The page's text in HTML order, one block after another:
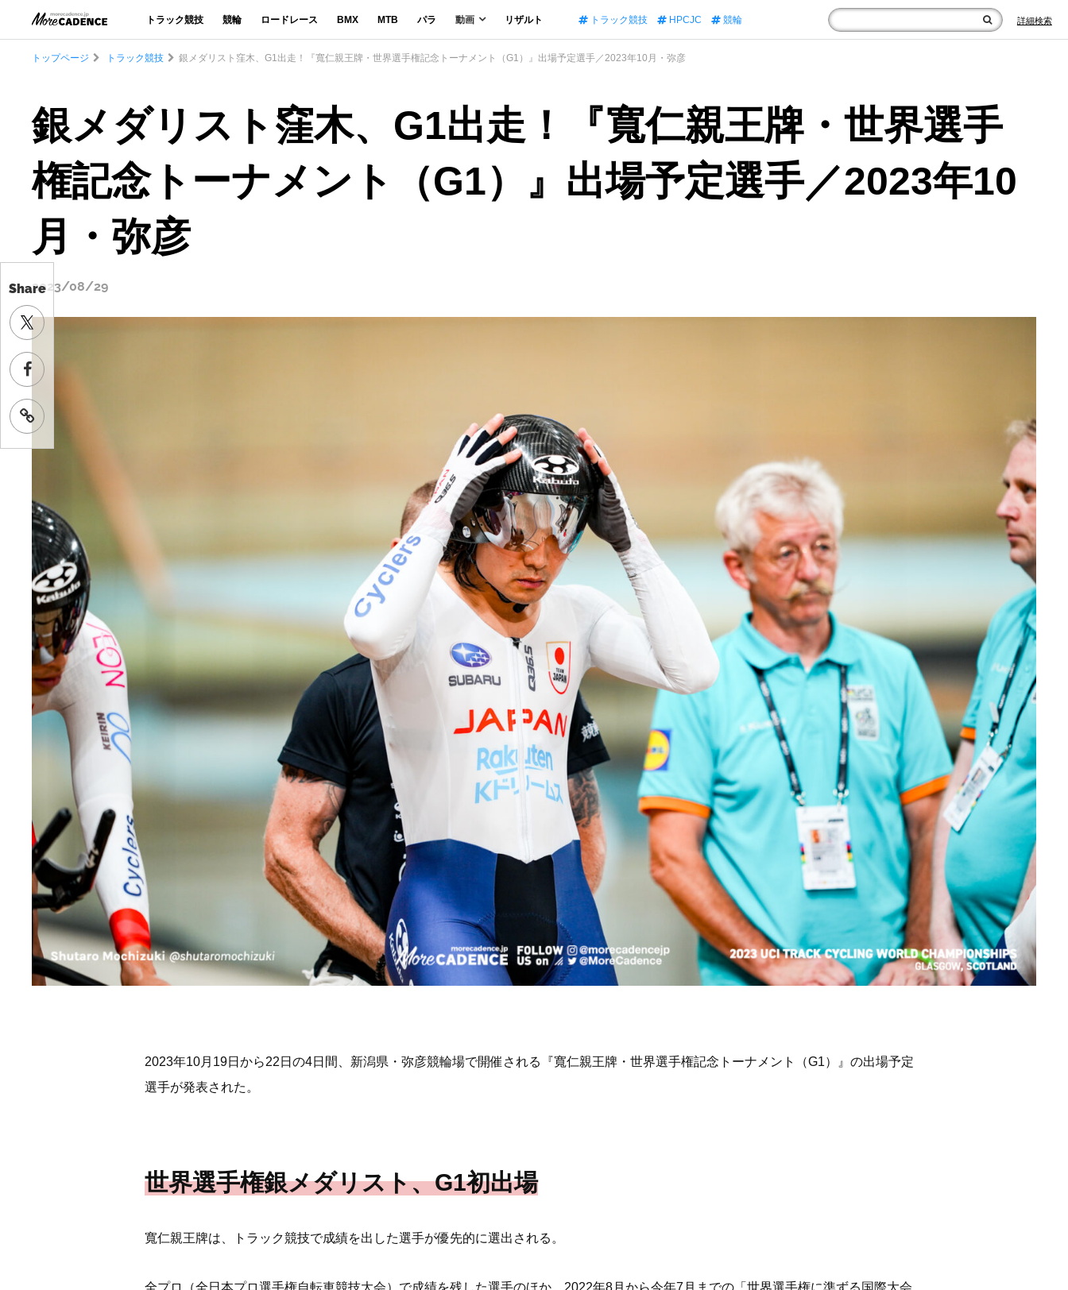
トラック競技 競輪 ロードレース BMX MTB パラ 動画 リザルト トラック競技 HPCJC 競輪 詳細検索
Share
トップページ トラック競技 銀メダリスト窪木、G1出走！『寬仁親王牌・世界選手権記念トーナメント（G1）』出場予定選手／2023年10月・弥彦
銀メダリスト窪木、G1出走！『寬仁親王牌・世界選手
権記念トーナメント（G1）』出場予定選手／2023年10
月・弥彦
2023/08/29
2023年10月19日から22日の4日間、新潟県・弥彦競輪場で開催される『寬仁親王牌・世界選手権記念トーナメント（G1）』の出場予定
選手が発表された。
世界選手権銀メダリスト、G1初出場
寬仁親王牌は、トラック競技で成績を出した選手が優先的に選出される。